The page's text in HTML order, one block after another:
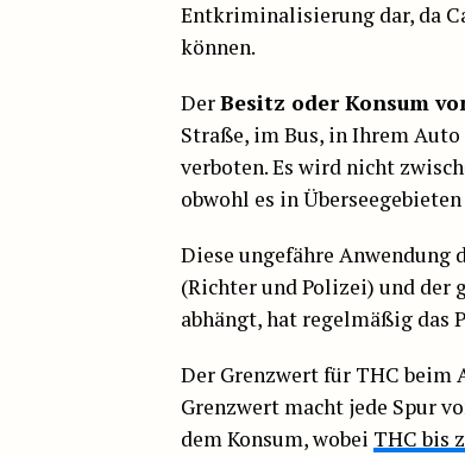
Entkriminalisierung dar, da
können.
DerBesitz oder Konsum
Straße, im Bus, in Ihrem
verboten. Es wird nicht
obwohl es in
Diese ungefähre Anwendung
(Richter und Polizei) und der
abhängt, hat regelmäßig das
Der Grenzwert für THC beim
Grenzwert macht jede Spur
dem Konsum, wobei THC bis